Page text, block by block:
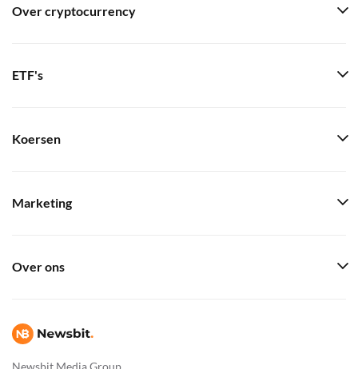
Newsbit Media Group
Over cryptocurrency
ETF's
Koersen
Marketing
Over ons